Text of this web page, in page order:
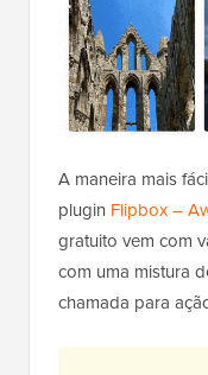
A maneira mais
plugin Flipbox –
gratuito vem com
com uma mistura
chamada para